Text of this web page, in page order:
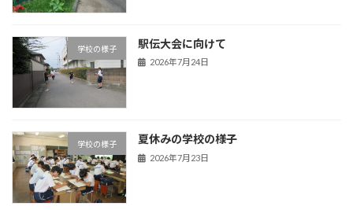
学校の様子 駅伝大会に向けて
2026年7月24日
学校の様子 夏休みの学校の様子
2026年7月23日